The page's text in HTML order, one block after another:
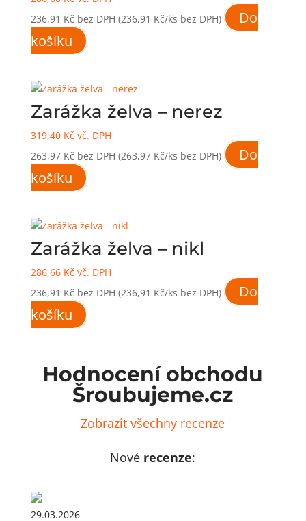
236,91 Kč bez DPH (236,91 Kč/ks bez DPH)
Do
košíku
Zarážka želva – nerez
319,40 Kč vč. DPH
263,97 Kč bez DPH (263,97 Kč/ks bez DPH)
Do
košíku
Zarážka želva – nikl
286,66 Kč vč. DPH
236,91 Kč bez DPH (236,91 Kč/ks bez DPH)
Do
košíku
Hodnocení obchodu
Šroubujeme.cz
Zobrazit všechny recenze
Nové recenze:
29.03.2026